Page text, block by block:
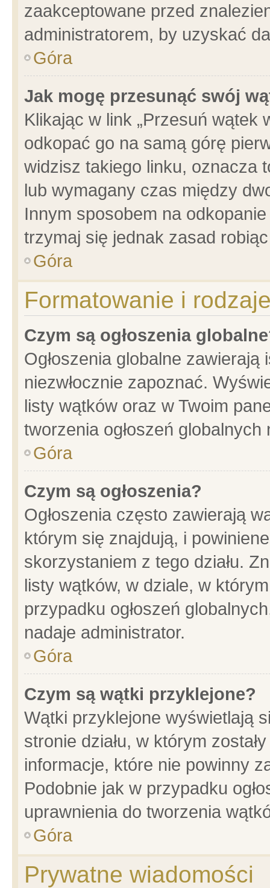
zaakceptowane przed
administratorem, by uzyskać
Góra
Jak mogę przesunąć swój
Klikając w link „Przesuń wątek
odkopać go na samą górę
widzisz takiego linku, oznacza
lub wymagany czas między
Innym sposobem na
trzymaj się jednak zasad
Góra
Formatowanie i
Czym są ogłoszenia
Ogłoszenia globalne
niezwłocznie zapoznać.
listy wątków oraz w Twoim
tworzenia ogłoszeń
Góra
Czym są ogłoszenia?
Ogłoszenia często zawierają
którym się znajdują, i
skorzystaniem z tego działu.
listy wątków, w dziale, w
przypadku ogłoszeń
nadaje administrator.
Góra
Czym są wątki przyklejone?
Wątki przyklejone wyświetlają
stronie działu, w którym
informacje, które nie powinny
Podobnie jak w przypadku
uprawnienia do tworzenia
Góra
Prywatne wiadomości